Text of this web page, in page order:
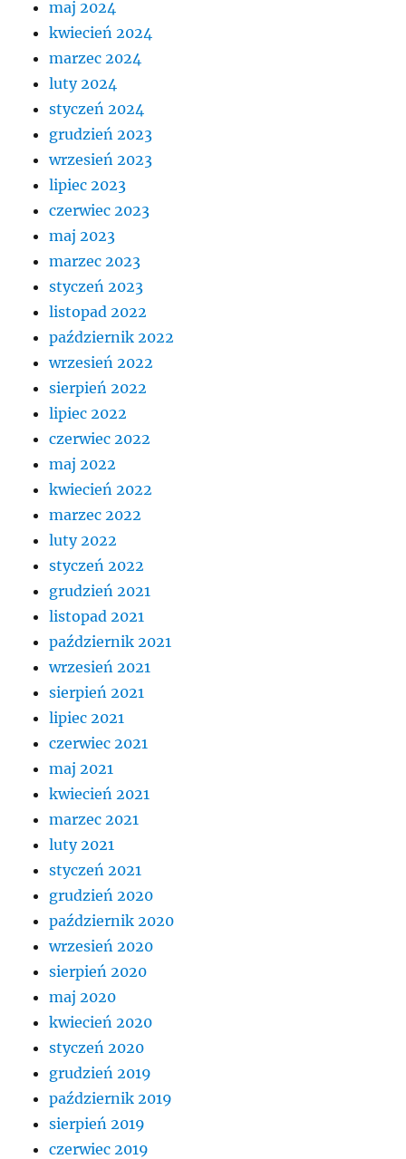
maj 2024
kwiecień 2024
marzec 2024
luty 2024
styczeń 2024
grudzień 2023
wrzesień 2023
lipiec 2023
czerwiec 2023
maj 2023
marzec 2023
styczeń 2023
listopad 2022
październik 2022
wrzesień 2022
sierpień 2022
lipiec 2022
czerwiec 2022
maj 2022
kwiecień 2022
marzec 2022
luty 2022
styczeń 2022
grudzień 2021
listopad 2021
październik 2021
wrzesień 2021
sierpień 2021
lipiec 2021
czerwiec 2021
maj 2021
kwiecień 2021
marzec 2021
luty 2021
styczeń 2021
grudzień 2020
październik 2020
wrzesień 2020
sierpień 2020
maj 2020
kwiecień 2020
styczeń 2020
grudzień 2019
październik 2019
sierpień 2019
czerwiec 2019